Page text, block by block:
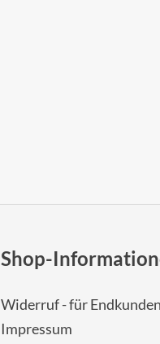
Shop-
Widerruf - für Endkunden
Impressum